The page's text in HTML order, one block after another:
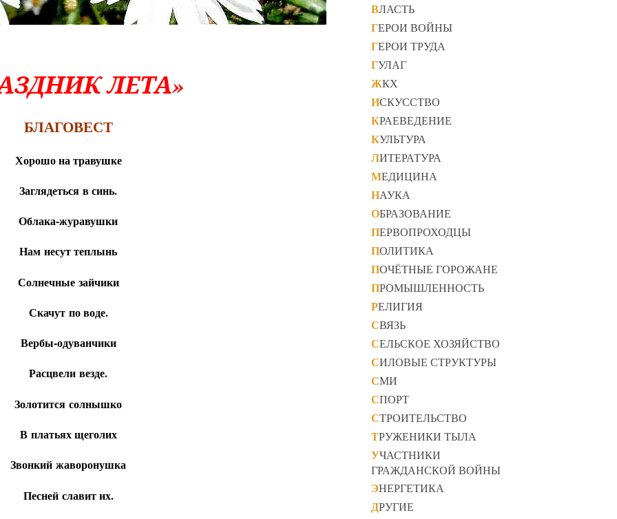
ЛЕТА»
БЛАГОВЕСТ
Хорошо на травушке
Заглядеться в синь.
Облака-журавушки
Нам несут теплынь
Солнечные зайчики
Скачут по воде.
Вербы-одуванчики
Расцвели везде.
Золотится солнышко
В платьях щеголих
Звонкий жаворонушка
Песней славит их.
ВЛАСТЬ
ГЕРОИ ВОЙНЫ
ГЕРОИ ТРУДА
ГУЛАГ
ЖКХ
ИСКУССТВО
КРАЕВЕДЕНИЕ
КУЛЬТУРА
ЛИТЕРАТУРА
МЕДИЦИНА
НАУКА
ОБРАЗОВАНИЕ
ПЕРВОПРОХОДЦЫ
ПОЛИТИКА
ПОЧЁТНЫЕ ГОРОЖАНЕ
ПРОМЫШЛЕННОСТЬ
РЕЛИГИЯ
СВЯЗЬ
СЕЛЬСКОЕ ХОЗЯЙСТВО
СИЛОВЫЕ СТРУКТУРЫ
СМИ
СПОРТ
СТРОИТЕЛЬСТВО
ТРУЖЕНИКИ ТЫЛА
УЧАСТНИКИ
ГРАЖДАНСКОЙ ВОЙНЫ
ЭНЕРГЕТИКА
ДРУГИЕ